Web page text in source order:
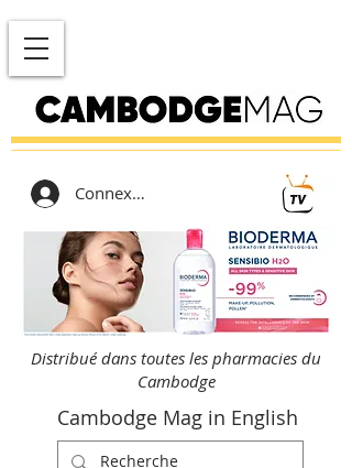
Connexion
Distribué dans toutes les pharmacies du
Cambodge
Cambodge Mag in English